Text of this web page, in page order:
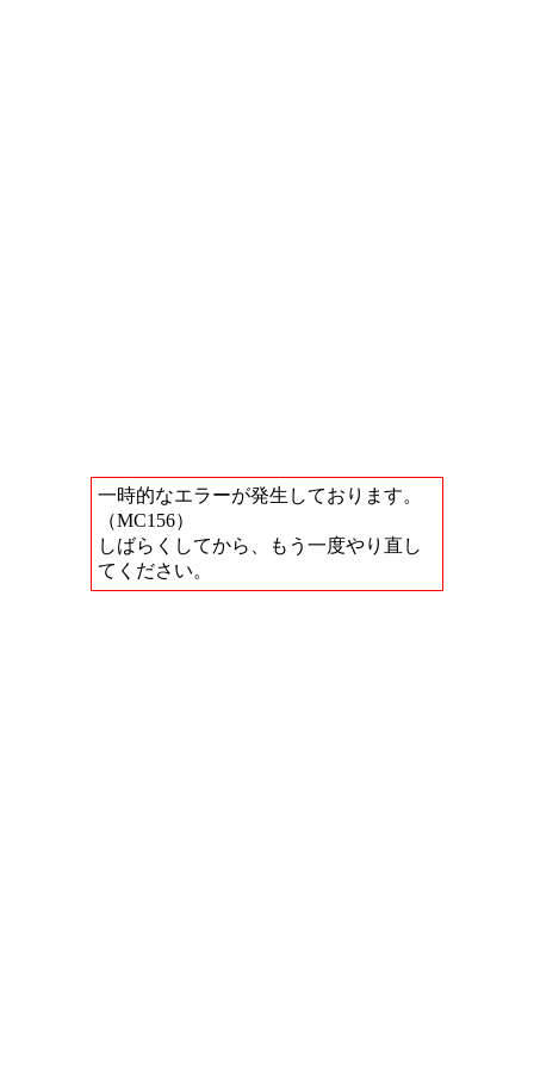
一時的なエラーが発生しております。
（MC156）
しばらくしてから、もう一度やり直し
てください。